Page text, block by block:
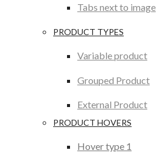
Tabs next to image
PRODUCT TYPES
Variable product
Grouped Product
External Product
PRODUCT HOVERS
Hover type 1